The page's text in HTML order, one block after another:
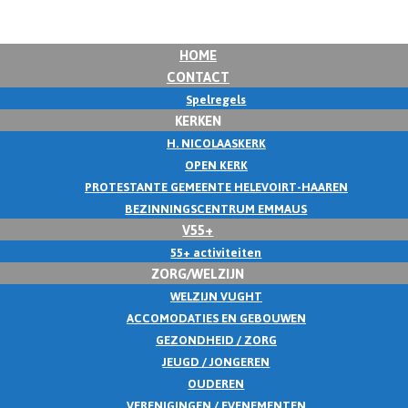
HOME
CONTACT
Spelregels
KERKEN
H. NICOLAASKERK
OPEN KERK
PROTESTANTE GEMEENTE HELEVOIRT-HAAREN
BEZINNINGSCENTRUM EMMAUS
V55+
55+ activiteiten
ZORG/WELZIJN
WELZIJN VUGHT
ACCOMODATIES EN GEBOUWEN
GEZONDHEID / ZORG
JEUGD / JONGEREN
OUDEREN